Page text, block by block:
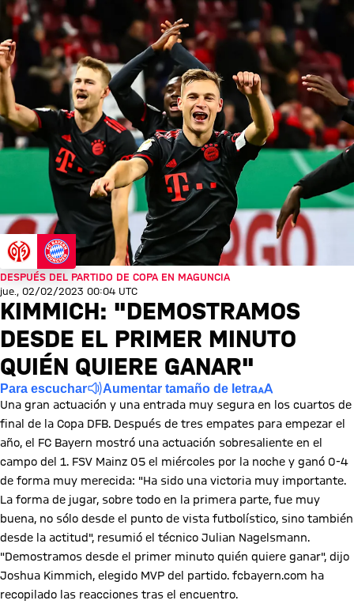
DESPUÉS DEL PARTIDO DE COPA EN MAGUNCIA
jue., 02/02/2023 00:04 UTC
KIMMICH: "DEMOSTRAMOS
DESDE EL PRIMER MINUTO
QUIÉN QUIERE GANAR"
Para escuchar Aumentar tamaño de letra
Una gran actuación y una entrada muy segura en los cuartos de
final de la Copa DFB. Después de tres empates para empezar el
año, el FC Bayern mostró una actuación sobresaliente en el
campo del 1. FSV Mainz 05 el miércoles por la noche y ganó 0-4
de forma muy merecida: "Ha sido una victoria muy importante.
La forma de jugar, sobre todo en la primera parte, fue muy
buena, no sólo desde el punto de vista futbolístico, sino también
desde la actitud", resumió el técnico Julian Nagelsmann.
"Demostramos desde el primer minuto quién quiere ganar", dijo
Joshua Kimmich, elegido MVP del partido. fcbayern.com ha
recopilado las reacciones tras el encuentro.